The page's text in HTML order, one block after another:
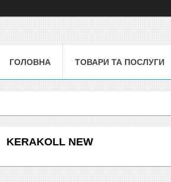
ГОЛОВНА ТОВАРИ ТА ПОСЛУГИ
KERAKOLL NEW